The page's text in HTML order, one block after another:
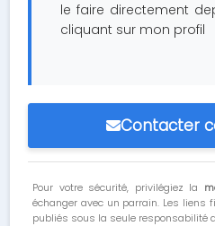
le faire directement
cliquant sur mon profil
Contacter
Pour votre sécurité, privilégiez la
échanger avec un parrain. Les
publiés sous la seule responsabilité